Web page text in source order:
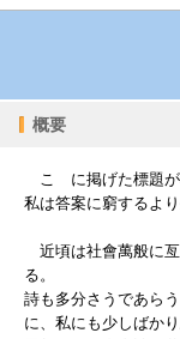
概要
こゝに掲げた標題が
私は答案に窮するより
近頃は社會萬般に
る。
詩も多分さうであら
に、私にも少しばか